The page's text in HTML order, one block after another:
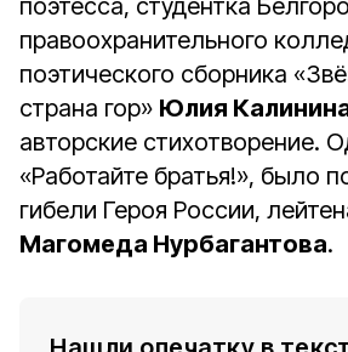
поэтесса, студентка
правоохранительного
поэтического сборника
страна гор» Юлия
авторские стихотворение.
«Работайте братья!», было
гибели Героя России,
Магомеда Нурбагантова.